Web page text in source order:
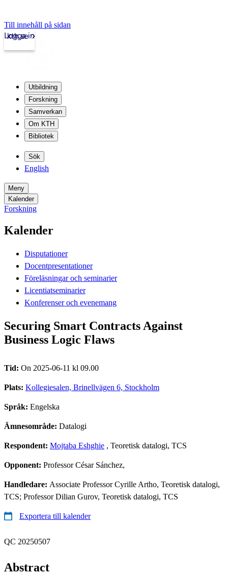
Till innehåll på sidan
kth.se
Logga in
Utbildning
Forskning
Samverkan
Om KTH
Bibliotek
Sök
English
Meny
Kalender
Forskning
Kalender
Disputationer
Docentpresentationer
Föreläsningar och seminarier
Licentiatseminarier
Konferenser och evenemang
Securing Smart Contracts Against
Business Logic Flaws
Tid: On 2025-06-11 kl 09.00
Plats: Kollegiesalen, Brinellvägen 6, Stockholm
Språk: Engelska
Ämnesområde: Datalogi
Respondent: Mojtaba Eshghie , Teoretisk datalogi, TCS
Opponent: Professor César Sánchez,
Handledare: Associate Professor Cyrille Artho, Teoretisk datalogi,
TCS; Professor Dilian Gurov, Teoretisk datalogi, TCS
Exportera till kalender
QC 20250507
Abstract